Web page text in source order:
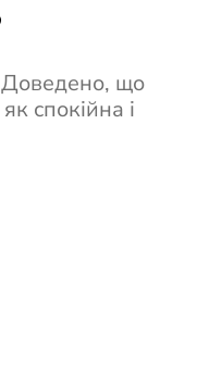
Доведено, що
спокійна і